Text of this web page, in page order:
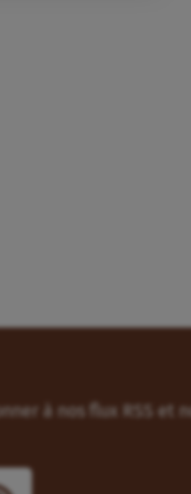
à nos flux RSS et